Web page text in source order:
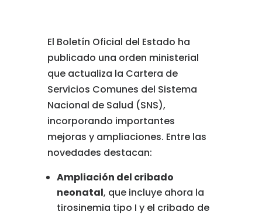
El Boletín Oficial del Estado ha
publicado una orden ministerial
que actualiza la Cartera de
Servicios Comunes del Sistema
Nacional de Salud (SNS),
incorporando importantes
mejoras y ampliaciones. Entre las
novedades destacan:
Ampliación del cribado
neonatal, que incluye ahora la
tirosinemia tipo I y el cribado de